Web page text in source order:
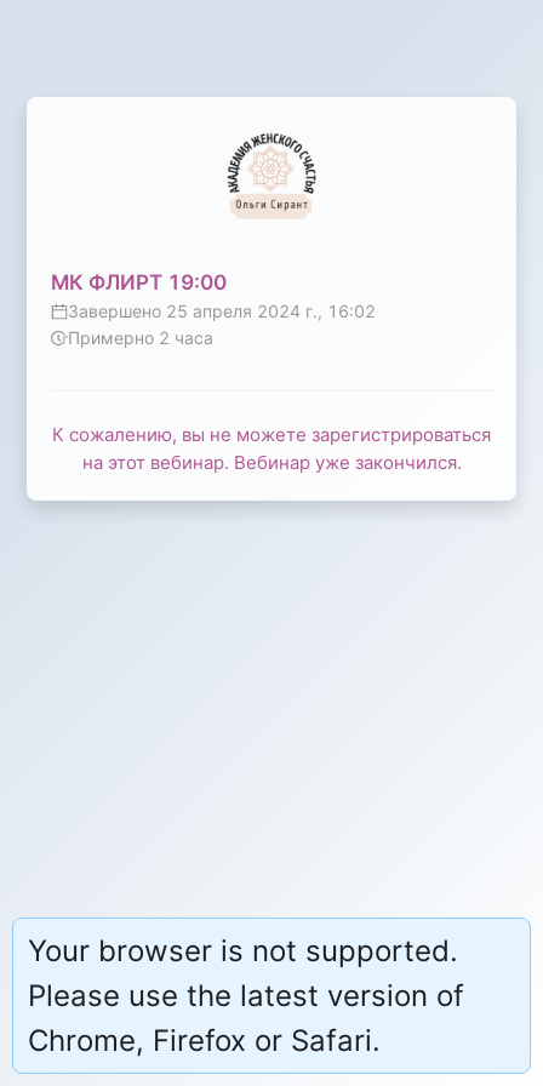
Your browser is not supported.
Please use the latest version of
Chrome, Firefox or Safari.
МК ФЛИРТ 19:00
Завершено 25 апреля 2024 г., 16:02
Примерно 2 часа
К сожалению, вы не можете зарегистрироваться
на этот вебинар. Вебинар уже закончился.